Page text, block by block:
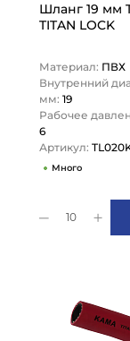
Шланг 19 мм TL020KS
TITAN LOCK
Материал: ПВХ
Внутренний
мм: 19
Рабочее
6
Артикул:
Много
10